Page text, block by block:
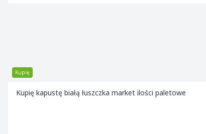
Kupię
Kupię kapustę białą łuszczka market ilości paletowe